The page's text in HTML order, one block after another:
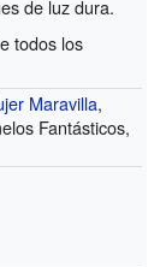
de luz dura.
todos los
Maravilla,
Fantásticos,